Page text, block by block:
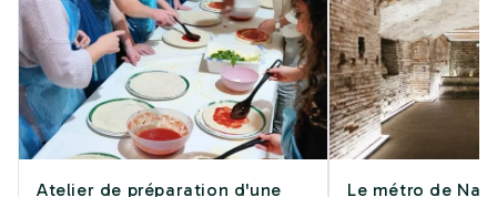
Atelier de préparation d'une
Le métro de